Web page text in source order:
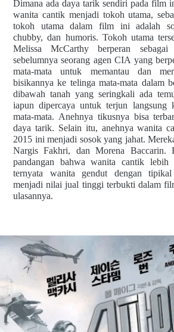
Dimana ada daya tarik sendiri pada film
wanita cantik menjadi tokoh utama,
tokoh utama dalam film ini adalah
chubby, dan humoris. Tokoh utama
Melissa McCarthy berperan
sebelumnya seorang agen CIA yang
mata-mata untuk memantau dan
bisikannya ke telinga mata-mata dalam
dibawah tanah yang seringkali ada
iapun dipercaya untuk terjun langsung
mata-mata. Anehnya tikusnya bisa
daya tarik. Selain itu, anehnya wanita
2015 ini menjadi sosok yang jahat.
Nargis Fakhri, dan Morena Baccarin.
pandangan bahwa wanita cantik lebih
ternyata wanita gendut dengan
menjadi nilai jual tinggi terbukti dalam
ulasannya.